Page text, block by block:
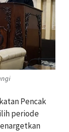
Pencak
periode